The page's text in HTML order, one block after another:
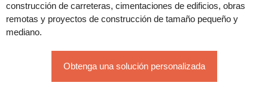
construcción de carreteras, cimentaciones de edificios, obras
remotas y proyectos de construcción de tamaño pequeño y
mediano.
Obtenga una solución personalizada